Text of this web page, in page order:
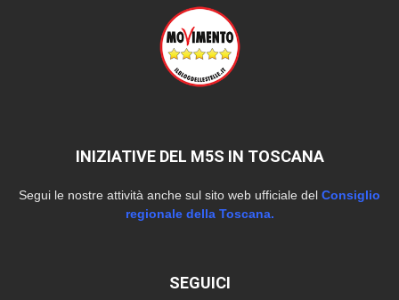
INIZIATIVE DEL M5S IN TOSCANA
Segui le nostre attività anche sul sito web ufficiale del Consiglio
regionale della Toscana.
SEGUICI